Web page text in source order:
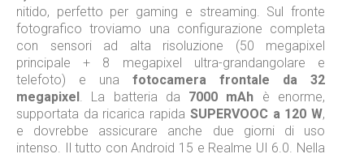
nitido, perfetto per gaming e streaming. Sul fronte
fotografico troviamo una configurazione completa
con sensori ad alta risoluzione (50 megapixel
principale + 8 megapixel ultra-grandangolare e
telefoto) e una fotocamera frontale da 32
megapixel . La batteria da 7000 mAh è enorme,
supportata da ricarica rapida SUPERVOOC a 120 W,
e dovrebbe assicurare anche due giorni di uso
intenso. Il tutto con Android 15 e Realme UI 6.0. Nella